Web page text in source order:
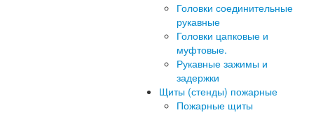
Головки соединительные
рукавные
Головки цапковые и
муфтовые.
Рукавные зажимы и
задержки
Щиты (стенды) пожарные
Пожарные щиты